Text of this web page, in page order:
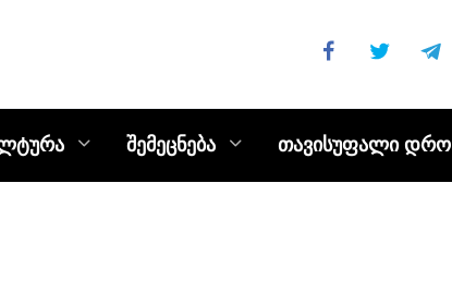
შემეცნება თავისუფალი დრო